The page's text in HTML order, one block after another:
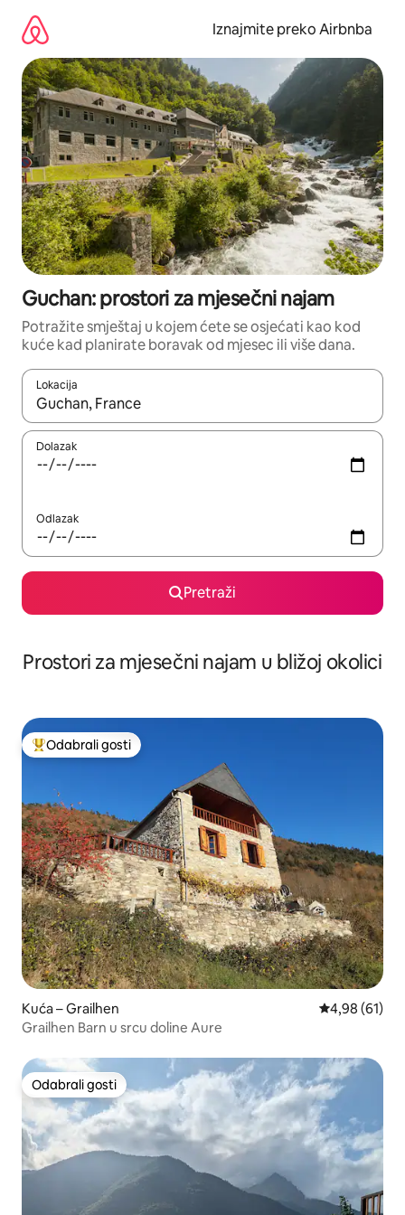
sadržaj
Iznajmite preko Airbnba
Guchan: prostori za mjesečni najam
Potražite smještaj u kojem ćete se osjećati kao kod
kuće kad planirate boravak od mjesec ili više dana.
Lokacija
Kada budu dostupni rezultati, moći ćete ih pregledati
Dolazak
Odlazak
Pretraži
Prostori za mjesečni najam u bližoj okolici
Među najviše rangiranima s oznakom „Odabrali gosti”
Odabrali gosti
Kuća – Grailhen Prosječna
4,98 (61)
Grailhen Barn u srcu doline Aure
Odabrali gosti
Odabrali gosti